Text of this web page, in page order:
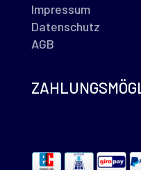
Impressum
Datenschutz
AGB